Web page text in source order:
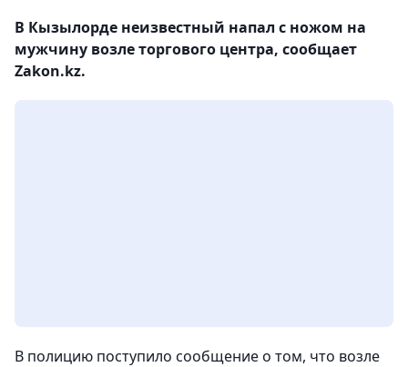
В Кызылорде неизвестный напал с ножом на
мужчину возле торгового центра, сообщает
Zakon.kz.
В полицию поступило сообщение о том, что возле